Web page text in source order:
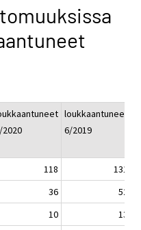
2020
loukkaantuneet
6/2019
118
131
36
52
10
13